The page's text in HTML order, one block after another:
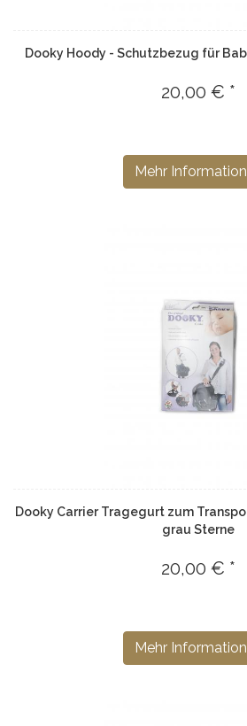
Dooky Hoody - Schutzbezug für
20,00 € *
Mehr
Dooky Carrier Tragegurt zum
grau Sterne
20,00 € *
Mehr